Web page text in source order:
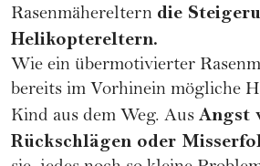
Rasenmähereltern die
Helikoptereltern.
Wie ein übermotivierter
bereits im Vorhinein mögliche
Kind aus dem Weg. Aus Angst
Rückschlägen oder